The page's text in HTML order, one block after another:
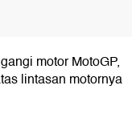
motor MotoGP,
lintasan motornya